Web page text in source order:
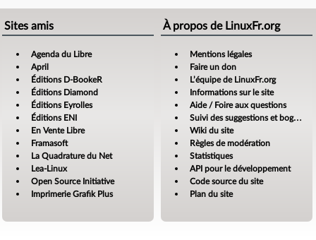
Sites amis
Agenda du Libre
April
Éditions D-BookeR
Éditions Diamond
Éditions Eyrolles
Éditions ENI
En Vente Libre
Framasoft
La Quadrature du Net
Lea-Linux
Open Source Initiative
Imprimerie Grafik Plus
À propos de LinuxFr.org
Mentions légales
Faire un don
L’équipe de LinuxFr.org
Informations sur le site
Aide / Foire aux questions
Suivi des suggestions et bogues
Wiki du site
Règles de modération
Statistiques
API pour le développement
Code source du site
Plan du site